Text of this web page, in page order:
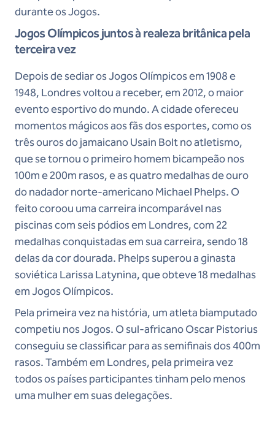
durante os Jogos.
Jogos Olímpicos juntos à realeza britânica pela
terceira vez
Depois de sediar os Jogos Olímpicos em 1908 e
1948, Londres voltou a receber, em 2012, o maior
evento esportivo do mundo. A cidade ofereceu
momentos mágicos aos fãs dos esportes, como os
três ouros do jamaicano Usain Bolt no atletismo,
que se tornou o primeiro homem bicampeão nos
100m e 200m rasos, e as quatro medalhas de ouro
do nadador norte-americano Michael Phelps. O
feito coroou uma carreira incomparável nas
piscinas com seis pódios em Londres, com 22
medalhas conquistadas em sua carreira, sendo 18
delas da cor dourada. Phelps superou a ginasta
soviética Larissa Latynina, que obteve 18 medalhas
em Jogos Olímpicos.
Pela primeira vez na história, um atleta biamputado
competiu nos Jogos. O sul-africano Oscar Pistorius
conseguiu se classificar para as semifinais dos 400m
rasos. Também em Londres, pela primeira vez
todos os países participantes tinham pelo menos
uma mulher em suas delegações.